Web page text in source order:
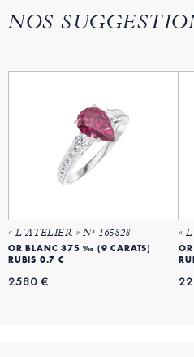
NOS
« L'ATELIER » Nº 165828
OR BLANC 375 ‰ (9 CARATS)
RUBIS 0.7 C
2580 €
«